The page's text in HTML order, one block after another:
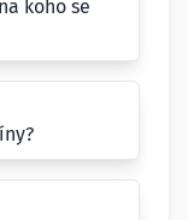
koho se